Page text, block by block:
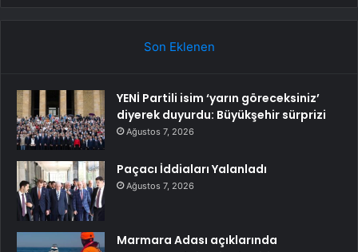
Son Eklenen
YENİ Partili isim ‘yarın göreceksiniz’
diyerek duyurdu: Büyükşehir sürprizi
Ağustos 7, 2026
Paçacı İddiaları Yalanladı
Ağustos 7, 2026
Marmara Adası açıklarında